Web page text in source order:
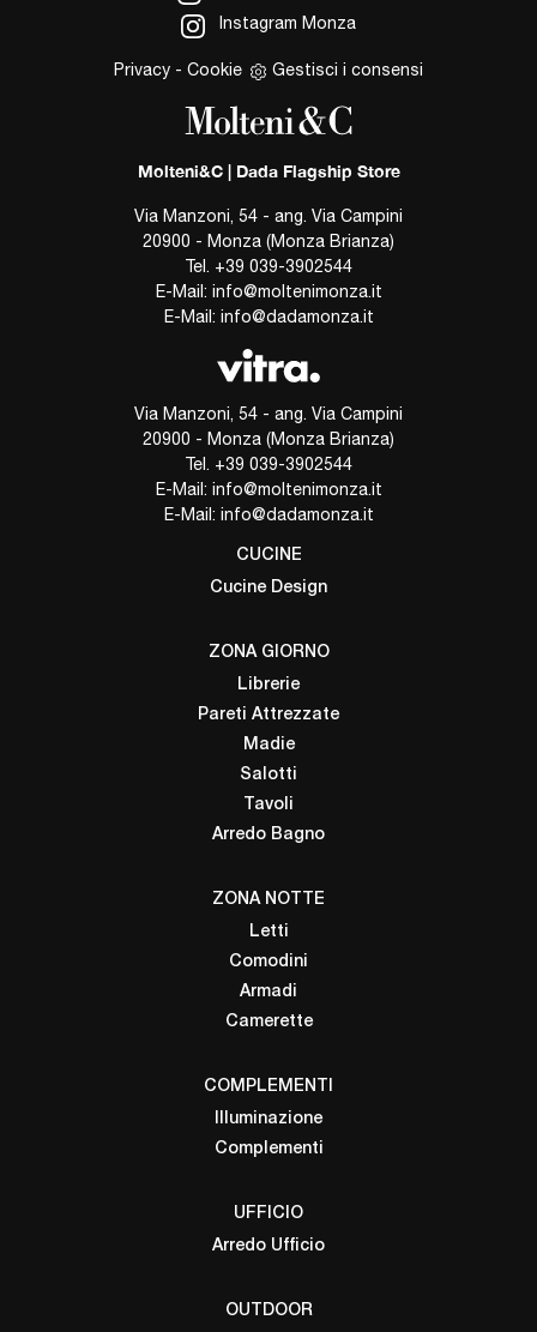
Instagram Monza
Privacy - Cookie Gestisci i consensi
Molteni&C | Dada Flagship Store
Via Manzoni, 54 - ang. Via Campini
20900 - Monza (Monza Brianza)
Tel. +39 039-3902544
E-Mail: info@moltenimonza.it
E-Mail: info@dadamonza.it
Via Manzoni, 54 - ang. Via Campini
20900 - Monza (Monza Brianza)
Tel. +39 039-3902544
E-Mail: info@moltenimonza.it
E-Mail: info@dadamonza.it
CUCINE
Cucine Design
ZONA GIORNO
Librerie
Pareti Attrezzate
Madie
Salotti
Tavoli
Arredo Bagno
ZONA NOTTE
Letti
Comodini
Armadi
Camerette
COMPLEMENTI
Illuminazione
Complementi
UFFICIO
Arredo Ufficio
OUTDOOR